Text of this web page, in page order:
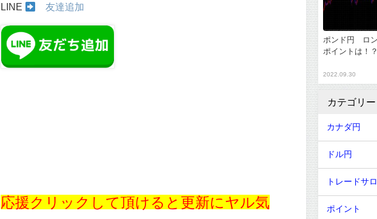
LINE 友達追加
応援クリックして頂けると更新にヤル気
ポンド円 ロ
ポイントは！
2022.09.30
カテゴリー
カナダ円
ドル円
トレードサ
ポイント